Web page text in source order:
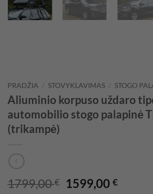
PRADŽIA / STOVYKLAVIMAS / STOGO
Aliuminio korpuso uždaro
automobilio stogo palapinė
(trikampė)
1799,00€
Original
1599,00€Current